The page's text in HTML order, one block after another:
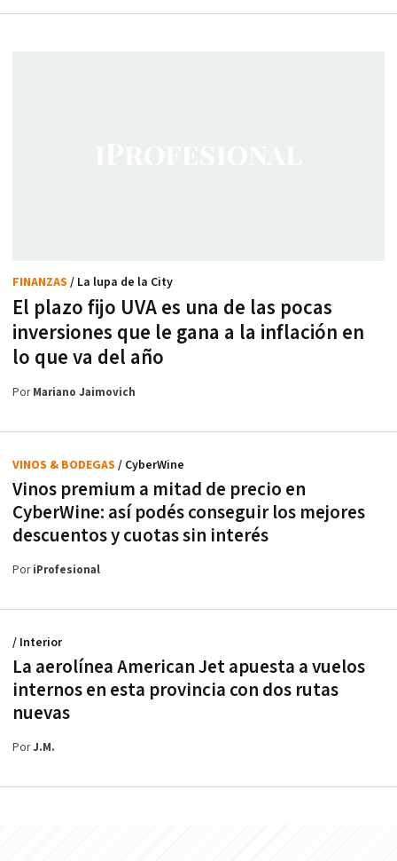
El plazo fijo UVA es una de las pocas
inversiones que le gana a la inflación en
lo que va del año
FINANZAS / La lupa de la City
PorMariano Jaimovich
Vinos premium a mitad de precio en
CyberWine: así podés conseguir los mejores
descuentos y cuotas sin interés
VINOS & BODEGAS / CyberWine
PoriProfesional
La aerolínea American Jet apuesta a vuelos
internos en esta provincia con dos rutas
nuevas
/ Interior
PorJ.M.